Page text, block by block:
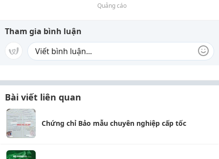
Quảng cáo
Tham gia bình luận
Bài viết liên quan
Chứng chỉ Bảo mẫu chuyên nghiệp cấp tốc